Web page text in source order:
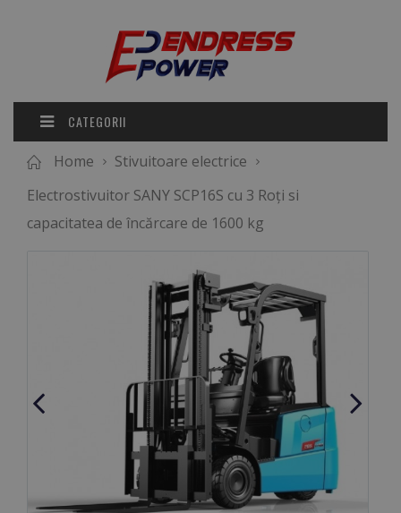
CATEGORII
Home
Stivuitoare electrice
Electrostivuitor SANY SCP16S cu 3 Roți si
capacitatea de încărcare de 1600 kg